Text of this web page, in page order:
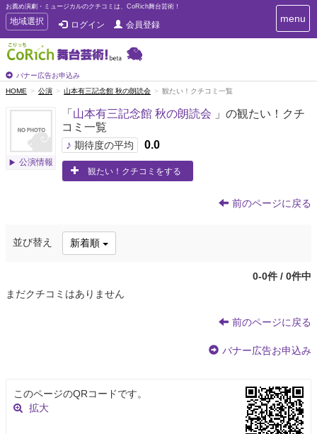
お薦め演劇・ミュージカルのクチコミは、CoRich舞台芸術！
T
o
g
g
e
n
a
t
地域選択 ログイン 会員登録
バナー広告お申込み
T
o
a
i
menu
HOME 公演 山本有三記念館 秋の朗読会 観たい！クチコミ一覧
公演情報
「 山本有三記念館 秋の朗読会
」の観たい！クチ
コミ一覧
♪ 期待度の平均 0.0
観たい！クチコミをする
前のページに戻る
並び替え 新着順
0-0件 / 0件中
まだクチコミはありません
前のページに戻る
バナー広告お申込み
このページのQRコードです。
拡大